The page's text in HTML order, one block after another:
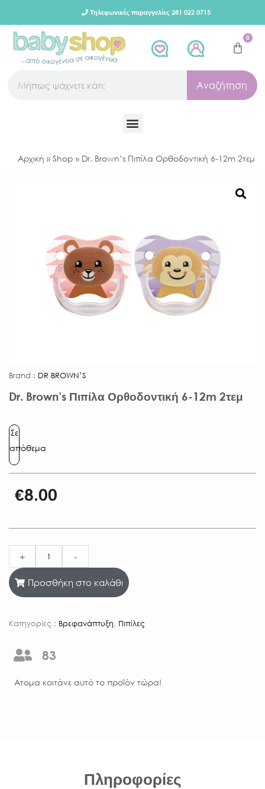
Τηλεφωνικές παραγγελίες 281 022 0715
0
Αναζήτηση
Αρχική » Shop » Dr. Brown’s Πιπίλα Ορθοδοντική 6-12m 2τεμ
Brand : DR BROWN’S
Dr. Brown’s Πιπίλα Ορθοδοντική 6-12m 2τεμ
Σε
απόθεμα
€8.00
+ -
Προσθήκη στο καλάθι
Κατηγορίες : Βρεφανάπτυξη, Πιπίλες
83
Aτομα κοιτάνε αυτό το προϊόν τώρα!
Πληροφορίες